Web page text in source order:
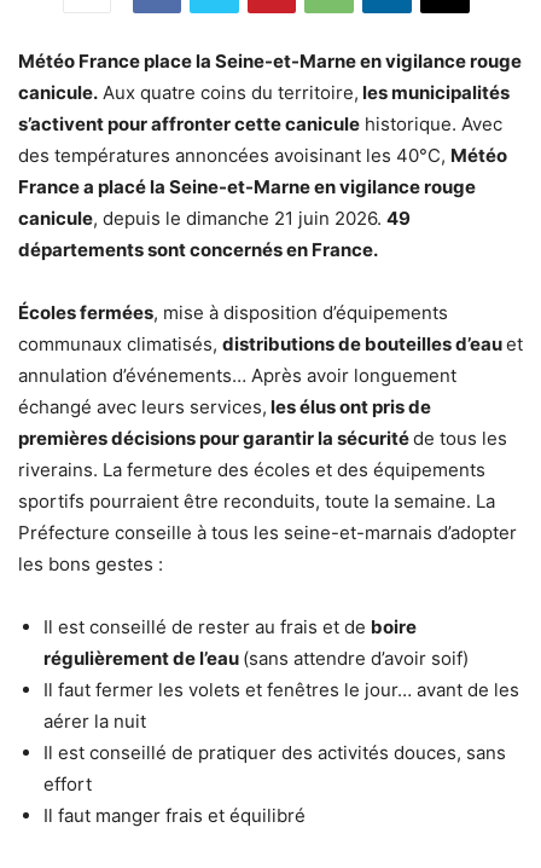
Météo France place la Seine-et-Marne en vigilance rouge
canicule. Aux quatre coins du territoire, les municipalités
s’activent pour affronter cette canicule historique. Avec
des températures annoncées avoisinant les 40°C, Météo
France a placé la Seine-et-Marne en vigilance rouge
canicule, depuis le dimanche 21 juin 2026. 49
départements sont concernés en France.
Écoles fermées, mise à disposition d’équipements
communaux climatisés, distributions de bouteilles d’eauet
annulation d’événements… Après avoir longuement
échangé avec leurs services, les élus ont pris de
premières décisions pour garantir la sécuritéde tous les
riverains. La fermeture des écoles et des équipements
sportifs pourraient être reconduits, toute la semaine. La
Préfecture conseille à tous les seine-et-marnais d’adopter
les bons gestes :
Il est conseillé de rester au frais et de boire
régulièrement de l’eau (sans attendre d’avoir soif)
Il faut fermer les volets et fenêtres le jour… avant de les
aérer la nuit
Il est conseillé de pratiquer des activités douces, sans
effort
Il faut manger frais et équilibré